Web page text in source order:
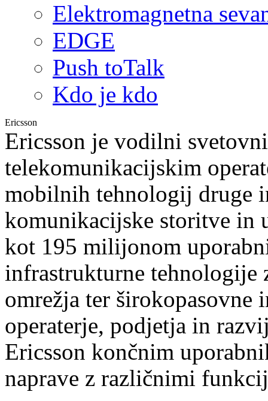
Elektromagnetna
EDGE
Push toTalk
Kdo je kdo
Ericsson
Ericsson je vodilni
telekomunikacijskim
mobilnih tehnologij druge
komunikacijske storitve in
kot 195 milijonom
infrastrukturne tehnologije
omrežja ter širokopasovne
operaterje, podjetja in
Ericsson končnim
naprave z različnimi